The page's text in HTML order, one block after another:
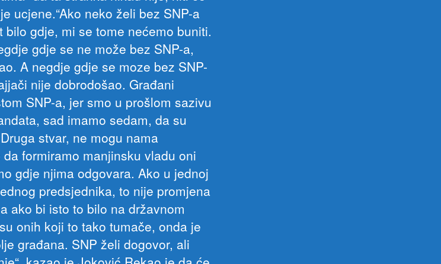
ucjene.“Ako neko želi bez SNP-a
gdje, mi se tome nećemo buniti.
gdje se ne može bez SNP-a,
A negdje gdje se moze bez SNP-
nije dobrodošao. Građani
SNP-a, jer smo u prošlom sazivu
sad imamo sedam, da su
stvar, ne mogu nama
formiramo manjinsku vladu oni
gdje njima odgovara. Ako u jednoj
predsjednika, to nije promjena
ako bi isto to bilo na državnom
onih koji to tako tumače, onda je
građana. SNP želi dogovor, ali